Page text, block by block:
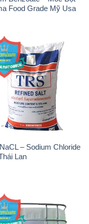
NaCL – Sodium Chloride
Lan